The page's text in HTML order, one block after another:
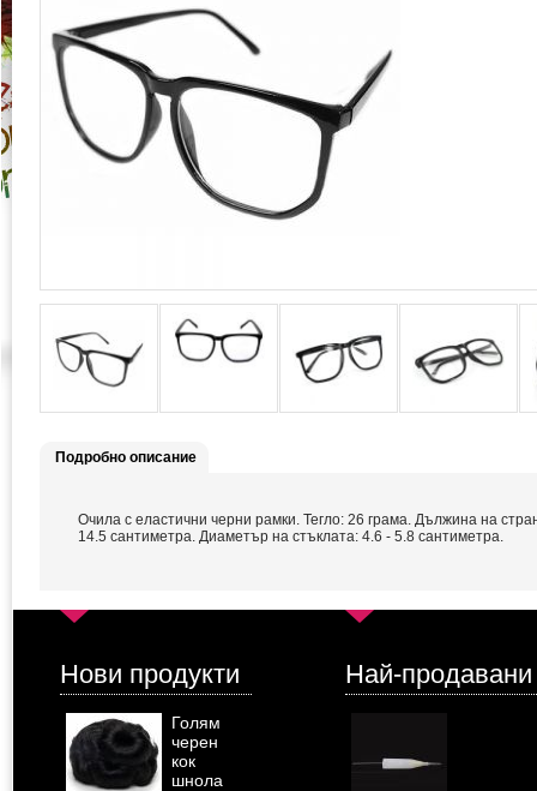
Подробно описание
Очила с еластични черни рамки. Тегло: 26 грама. Дължина на
14.5 сантиметра. Диаметър на стъклата: 4.6 - 5.8 сантиметра.
Нови продукти
Голям
черен
кок
шнола
Най-продавани